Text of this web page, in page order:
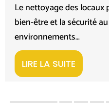
Le nettoyage des
bien-être et la sécurité
environnements…
LIRE LA SUITE